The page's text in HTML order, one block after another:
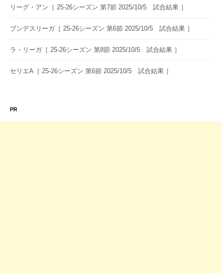
ン
リーグ・アン［ 25-26シーズン 第7節 2025/10/5 試合結果 ］
ブンデスリーガ［ 25-26シーズン 第6節 2025/10/5 試合結果 ］
ラ・リーガ［ 25-26シーズン 第8節 2025/10/5 試合結果 ］
セリエA［ 25-26シーズン 第6節 2025/10/5 試合結果 ］
PR